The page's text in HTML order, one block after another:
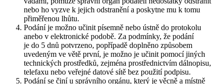
nebo ho vyzve k jejich odstranění a poskytne mu k tomu
přiměřenou lhůtu.
Podání je možno učinit písemně nebo ústně do protokolu
anebo v elektronické podobě. Za podmínky, že podání
je do 5 dnů potvrzeno, popřípadě doplněno způsobem
uvedeným ve větě první, je možno je učinit pomocí jiných
technických prostředků, zejména prostřednictvím dálnopisu,
telefaxu nebo veřejné datové sítě bez použití podpisu.
Podání se činí u správního orgánu, který je věcně a místně